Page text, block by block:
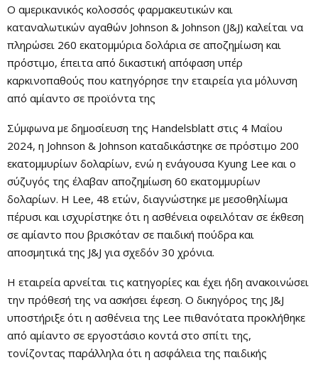
Ο αμερικανικός κολοσσός φαρμακευτικών και
καταναλωτικών αγαθών Johnson & Johnson (J&J) καλείται να
πληρώσει 260 εκατομμύρια δολάρια σε αποζημίωση και
πρόστιμο, έπειτα από δικαστική απόφαση υπέρ
καρκινοπαθούς που κατηγόρησε την εταιρεία για μόλυνση
από αμίαντο σε προϊόντα της
Σύμφωνα με δημοσίευση της Handelsblatt στις 4 Μαΐου
2024, η Johnson & Johnson καταδικάστηκε σε πρόστιμο 200
εκατομμυρίων δολαρίων, ενώ η ενάγουσα Kyung Lee και ο
σύζυγός της έλαβαν αποζημίωση 60 εκατομμυρίων
δολαρίων. Η Lee, 48 ετών, διαγνώστηκε με μεσοθηλίωμα
πέρυσι και ισχυρίστηκε ότι η ασθένεια οφειλόταν σε έκθεση
σε αμίαντο που βρισκόταν σε παιδική πούδρα και
αποσμητικά της J&J για σχεδόν 30 χρόνια.
Η εταιρεία αρνείται τις κατηγορίες και έχει ήδη ανακοινώσει
την πρόθεσή της να ασκήσει έφεση. Ο δικηγόρος της J&J
υποστήριξε ότι η ασθένεια της Lee πιθανότατα προκλήθηκε
από αμίαντο σε εργοστάσιο κοντά στο σπίτι της,
τονίζοντας παράλληλα ότι η ασφάλεια της παιδικής